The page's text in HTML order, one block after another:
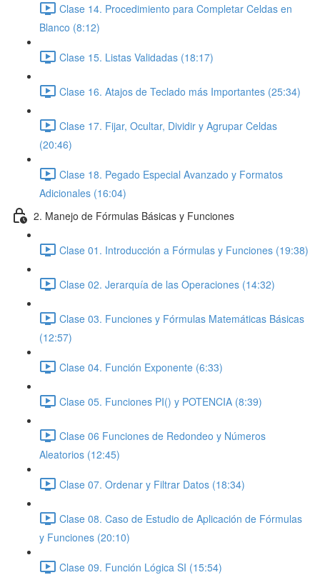
Clase 14. Procedimiento para Completar Celdas en
Blanco (8:12)
Clase 15. Listas Validadas (18:17)
Clase 16. Atajos de Teclado más Importantes (25:34)
Clase 17. Fijar, Ocultar, Dividir y Agrupar Celdas
(20:46)
Clase 18. Pegado Especial Avanzado y Formatos
Adicionales (16:04)
2. Manejo de Fórmulas Básicas y Funciones
Clase 01. Introducción a Fórmulas y Funciones (19:38)
Clase 02. Jerarquía de las Operaciones (14:32)
Clase 03. Funciones y Fórmulas Matemáticas Básicas
(12:57)
Clase 04. Función Exponente (6:33)
Clase 05. Funciones PI() y POTENCIA (8:39)
Clase 06 Funciones de Redondeo y Números
Aleatorios (12:45)
Clase 07. Ordenar y Filtrar Datos (18:34)
Clase 08. Caso de Estudio de Aplicación de Fórmulas
y Funciones (20:10)
Clase 09. Función Lógica SI (15:54)